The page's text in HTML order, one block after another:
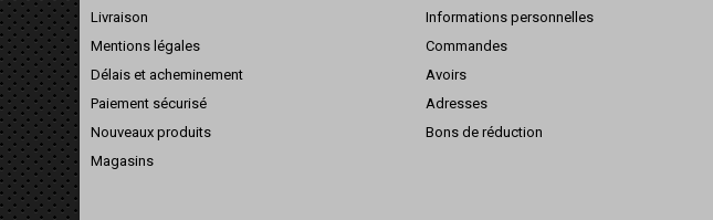
Livraison
Mentions légales
Délais et acheminement
Paiement sécurisé
Nouveaux produits
Magasins
Informations personnelles
Commandes
Avoirs
Adresses
Bons de réduction